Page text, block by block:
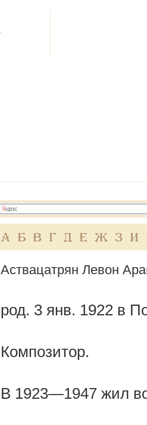
А Б В Г Д Е Ж З И
Аствацатрян Левон
род. 3 янв. 1922 в
Композитор.
В 1923—1947 жил